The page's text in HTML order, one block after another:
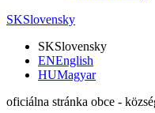
SKSlovensky
SKSlovensky
ENEnglish
HUMagyar
oficiálna stránka obce -